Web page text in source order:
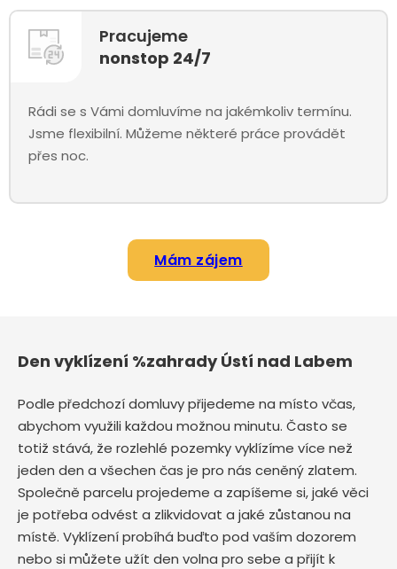
Pracujeme
nonstop 24/7
Rádi se s Vámi domluvíme na jakémkoliv termínu.
Jsme flexibilní. Můžeme některé práce provádět
přes noc.
Mám zájem
Den vyklízení %zahrady Ústí nad Labem
Podle předchozí domluvy přijedeme na místo včas,
abychom využili každou možnou minutu. Často se
totiž stává, že rozlehlé pozemky vyklízíme více než
jeden den a všechen čas je pro nás ceněný zlatem.
Společně parcelu projedeme a zapíšeme si, jaké věci
je potřeba odvést a zlikvidovat a jaké zůstanou na
místě. Vyklízení probíhá buďto pod vaším dozorem
nebo si můžete užít den volna pro sebe a přijít k